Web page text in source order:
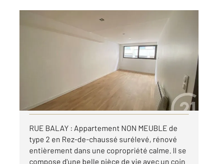
, 2 pièces
Appartement T2 à louer
par mois charges comprises
Visiter le site dédié
RUE BALAY : Appartement NON MEUBLE de
type 2 en Rez-de-chaussé surélevé, rénové
entièrement dans une copropriété calme. Il se
compose d'une belle pièce de vie avec un coin